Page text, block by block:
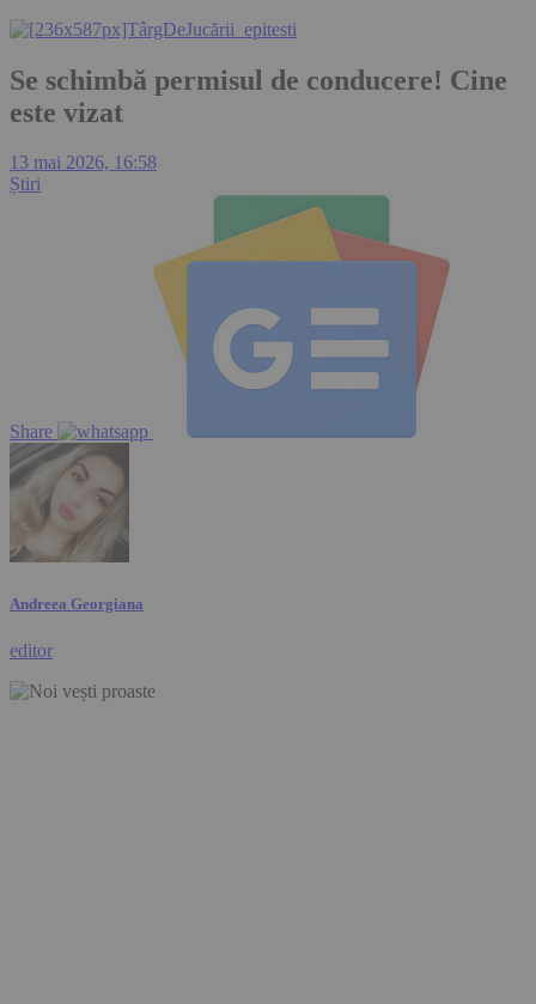
Se schimbă permisul de conducere! Cine
este vizat
13 mai 2026, 16:58
Știri
Share
Andreea Georgiana
editor